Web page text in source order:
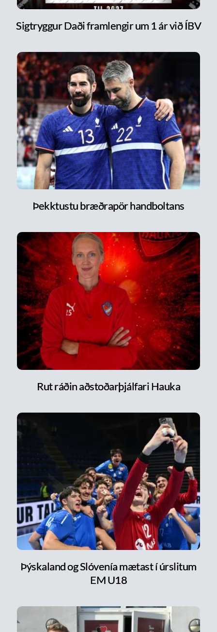
Sigtryggur Daði framlengir um 1 ár við ÍBV
Þekktustu bræðrapör handboltans
Rut ráðin aðstoðarþjálfari Hauka
Þýskaland og Slóvenía mætast í úrslitum
EM U18